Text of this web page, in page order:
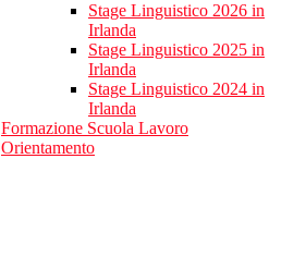
Stage Linguistico 2026 in
Irlanda
Stage Linguistico 2025 in
Irlanda
Stage Linguistico 2024 in
Irlanda
Formazione Scuola Lavoro
Orientamento